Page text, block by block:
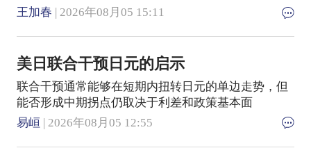
王加春 | 2026年08月05 15:11
美日联合干预日元的启示
联合干预通常能够在短期内扭转日元的单边走势，但
能否形成中期拐点仍取决于利差和政策基本面
易峘 | 2026年08月05 12:55